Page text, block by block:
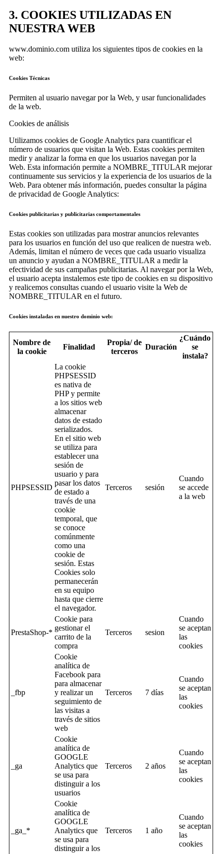
3. COOKIES UTILIZADAS EN
NUESTRA WEB
www.dominio.com utiliza los siguientes tipos de cookies en la
web:
Cookies Técnicas
Permiten al usuario navegar por la Web, y usar funcionalidades
de la web.
Cookies de análisis
Utilizamos cookies de Google Analytics para cuantificar el
número de usuarios que visitan la Web. Estas cookies permiten
medir y analizar la forma en que los usuarios navegan por la
Web. Esta información permite a NOMBRE_TITULAR mejorar
continuamente sus servicios y la experiencia de los usuarios de la
Web. Para obtener más información, puedes consultar la página
de privacidad de Google Analytics:
Cookies publicitarias y publicitarias comportamentales
Estas cookies son utilizadas para mostrar anuncios relevantes
para los usuarios en función del uso que realicen de nuestra web.
Además, limitan el número de veces que cada usuario visualiza
un anuncio y ayudan a NOMBRE_TITULAR a medir la
efectividad de sus campañas publicitarias. Al navegar por la Web,
el usuario acepta instalemos este tipo de cookies en su dispositivo
y realicemos consultas cuando el usuario visite la Web de
NOMBRE_TITULAR en el futuro.
Cookies instaladas en nuestro dominio web:
Nombre de
la cookie
Finalidad
Propia/ de
terceros
Duración
¿Cuándo
se
instala?
PHPSESSID
La cookie
PHPSESSID
es nativa de
PHP y permite
a los sitios web
almacenar
datos de estado
serializados.
En el sitio web
se utiliza para
establecer una
sesión de
usuario y para
pasar los datos
de estado a
través de una
cookie
temporal, que
se conoce
comúnmente
como una
cookie de
sesión. Estas
Cookies solo
permanecerán
en su equipo
hasta que cierre
el navegador.
Terceros sesión
Cuando
se accede
a la web
PrestaShop-*
Cookie para
gestionar el
carrito de la
compra
Terceros sesion
Cuando
se aceptan
las
cookies
_fbp
Cookie
analítica de
Facebook para
para almacenar
y realizar un
seguimiento de
las visitas a
través de sitios
web
Terceros 7 días
Cuando
se aceptan
las
cookies
_ga
Cookie
analítica de
GOOGLE
Analytics que
se usa para
distinguir a los
usuarios
Terceros 2 años
Cuando
se aceptan
las
cookies
_ga_*
Cookie
analítica de
GOOGLE
Analytics que
se usa para
distinguir a los
Terceros 1 año
Cuando
se aceptan
las
cookies